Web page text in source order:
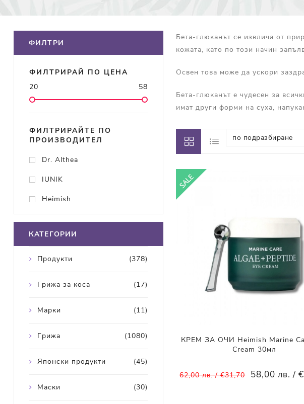
Бета-глюканът се извлича от
кожата, като по този начин
Освен това може да ускори
Бета-глюканът е чудесен за
имат други форми на суха,
КРЕМ ЗА ОЧИ Heimish Marine
Cream 30мл
62,00 лв. / €31,70 58,00 лв. /
ФИЛТРИ
ФИЛТРИРАЙ ПО ЦЕНА
20
58
ФИЛТРИРАЙТЕ ПО
ПРОИЗВОДИТЕЛ
Dr. Althea
IUNIK
Heimish
КАТЕГОРИИ
(378)
Продукти
(17)
Грижа за коса
(11)
Марки
(1080)
Грижа
(45)
Японски продукти
(30)
Маски